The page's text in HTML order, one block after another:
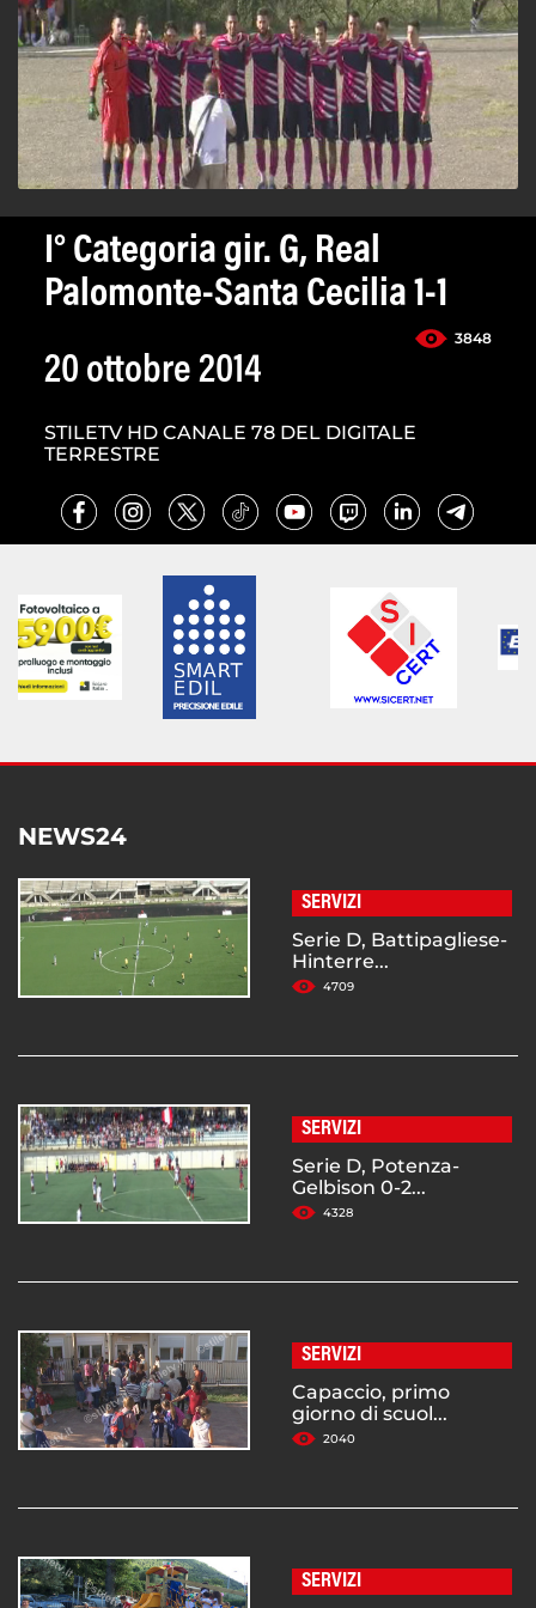
I° Categoria gir. G, Real
Palomonte-Santa Cecilia 1-1
3848
20 ottobre 2014
STILETV HD CANALE 78 DEL DIGITALE
TERRESTRE
NEWS24
SERVIZI
Serie D, Battipagliese-
Hinterre...
4709
SERVIZI
Serie D, Potenza-
Gelbison 0-2...
4328
SERVIZI
Capaccio, primo
giorno di scuol...
2040
SERVIZI